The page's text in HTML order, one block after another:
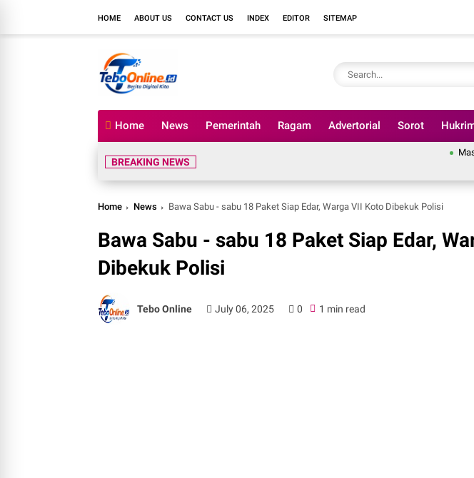
HOME ABOUT US CONTACT US INDEX EDITOR SITEMAP
Home News Pemerintah Ragam Advertorial Sorot
BREAKING NEWS
Masyarakat
Home News Bawa Sabu - sabu 18 Paket Siap Edar, Warga VII Koto Dibekuk Polisi
Bawa Sabu - sabu 18 Paket Siap Edar,
Dibekuk Polisi
Tebo Online July 06, 2025 0 1 min read